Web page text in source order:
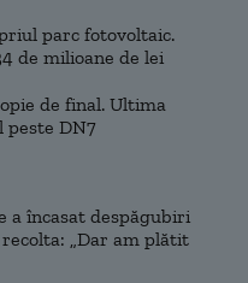
parc fotovoltaic.
de milioane de lei
de final. Ultima
peste DN7
a încasat despăgubiri
„Dar am plătit